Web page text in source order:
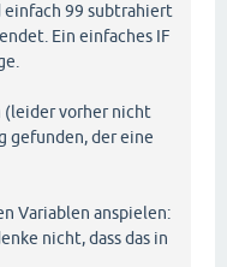
einfach 99 subtrahiert
Ein einfaches IF
(leider vorher nicht
gefunden, der eine
Variablen anspielen:
nicht, dass das in